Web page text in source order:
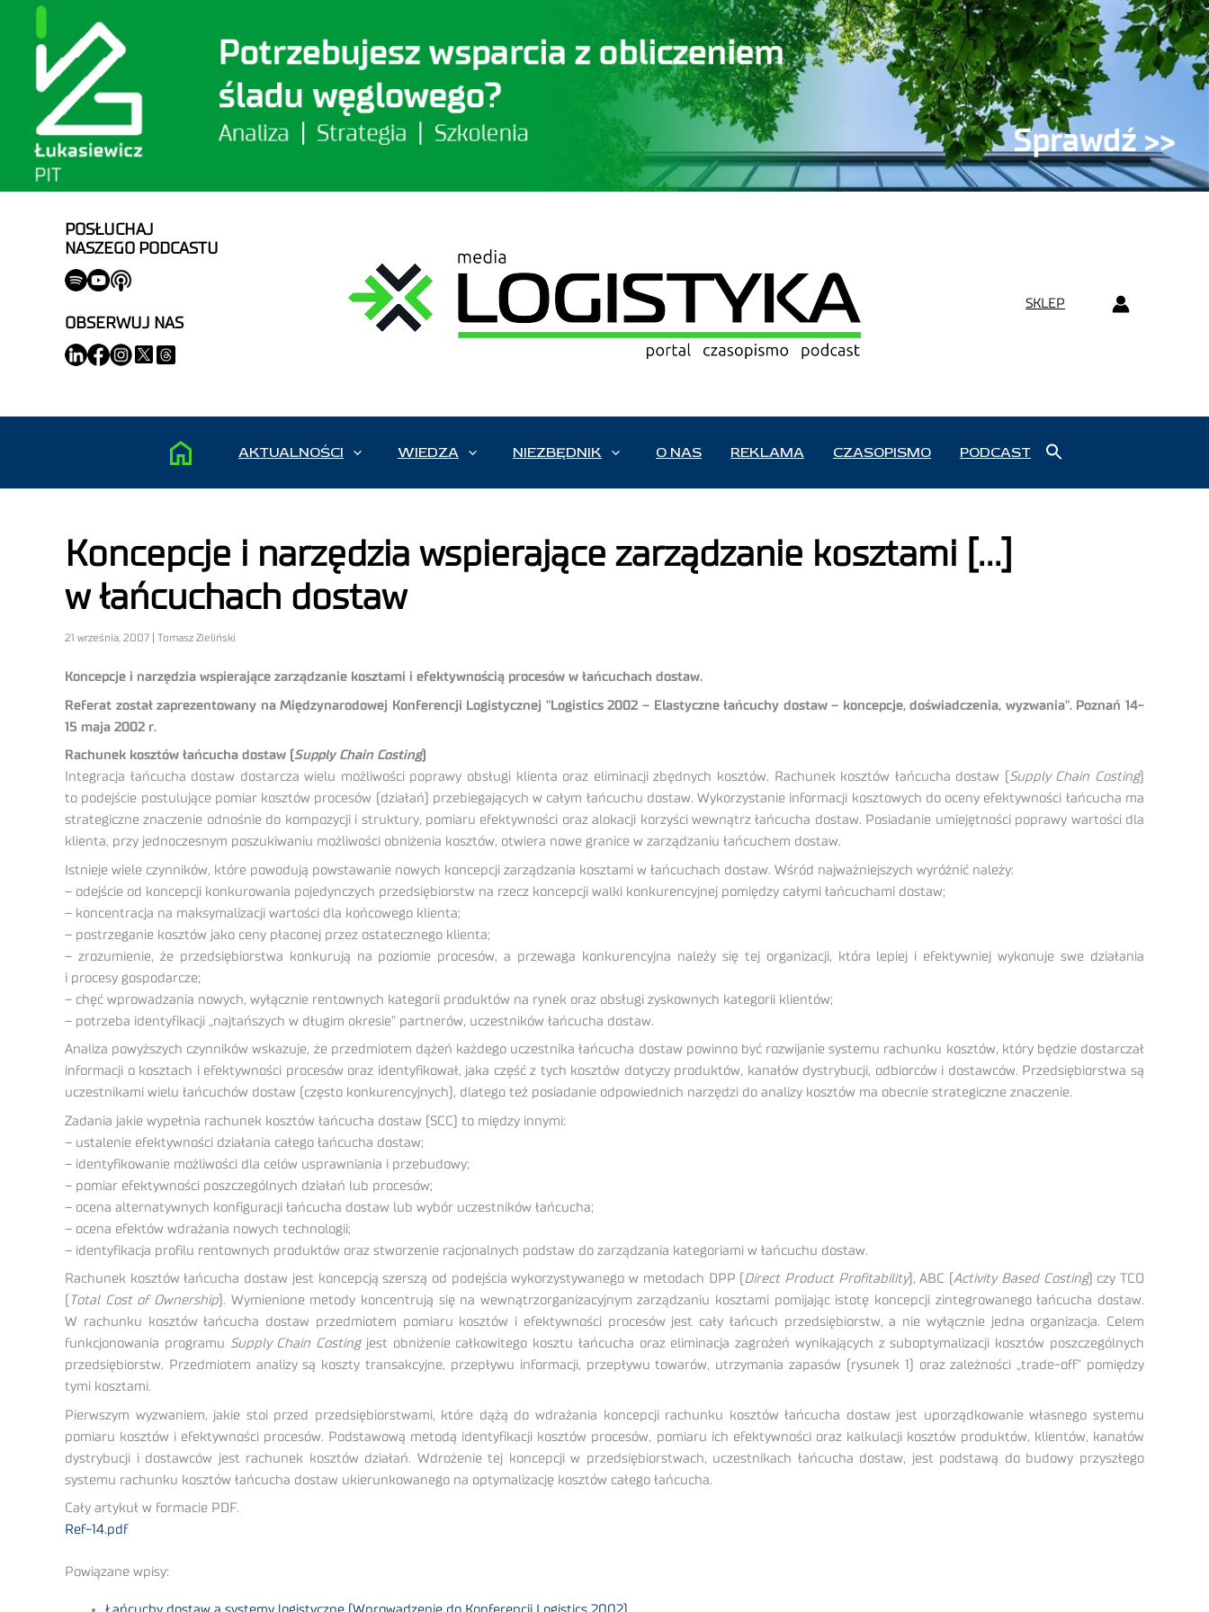
POSŁUCHAJ
NASZEGO PODCASTU
OBSERWUJ NAS
SKLEP
AKTUALNOŚCI WIEDZA NIEZBĘDNIK O NAS REKLAMA CZASOPISMO PODCAST
Koncepcje i narzędzia wspierające zarządzanie kosztami […]
w łańcuchach dostaw
21 września, 2007 | Tomasz Zieliński
Koncepcje i narzędzia wspierające zarządzanie kosztami i efektywnością procesów w łańcuchach dostaw.
Referat został zaprezentowany na Międzynarodowej Konferencji Logistycznej "Logistics 2002 – Elastyczne łańcuchy dostaw – koncepcje, doświadczenia, wyzwania". Poznań 14-
15 maja 2002 r.
Rachunek kosztów łańcucha dostaw (Supply Chain Costing)
Integracja łańcucha dostaw dostarcza wielu możliwości poprawy obsługi klienta oraz eliminacji zbędnych kosztów. Rachunek kosztów łańcucha dostaw ( Supply Chain Costing)
to podejście postulujące pomiar kosztów procesów (działań) przebiegających w całym łańcuchu dostaw. Wykorzystanie informacji kosztowych do oceny efektywności łańcucha ma
strategiczne znaczenie odnośnie do kompozycji i struktury, pomiaru efektywności oraz alokacji korzyści wewnątrz łańcucha dostaw. Posiadanie umiejętności poprawy wartości dla
klienta, przy jednoczesnym poszukiwaniu możliwości obniżenia kosztów, otwiera nowe granice w zarządzaniu łańcuchem dostaw.
Istnieje wiele czynników, które powodują powstawanie nowych koncepcji zarządzania kosztami w łańcuchach dostaw. Wśród najważniejszych wyróżnić należy:
– odejście od koncepcji konkurowania pojedynczych przedsiębiorstw na rzecz koncepcji walki konkurencyjnej pomiędzy całymi łańcuchami dostaw;
– koncentracja na maksymalizacji wartości dla końcowego klienta;
– postrzeganie kosztów jako ceny płaconej przez ostatecznego klienta;
– zrozumienie, że przedsiębiorstwa konkurują na poziomie procesów, a przewaga konkurencyjna należy się tej organizacji, która lepiej i efektywniej wykonuje swe działania
i procesy gospodarcze;
– chęć wprowadzania nowych, wyłącznie rentownych kategorii produktów na rynek oraz obsługi zyskownych kategorii klientów;
– potrzeba identyfikacji „najtańszych w długim okresie” partnerów, uczestników łańcucha dostaw.
Analiza powyższych czynników wskazuje, że przedmiotem dążeń każdego uczestnika łańcucha dostaw powinno być rozwijanie systemu rachunku kosztów, który będzie dostarczał
informacji o kosztach i efektywności procesów oraz identyfikował, jaka część z tych kosztów dotyczy produktów, kanałów dystrybucji, odbiorców i dostawców. Przedsiębiorstwa są
uczestnikami wielu łańcuchów dostaw (często konkurencyjnych), dlatego też posiadanie odpowiednich narzędzi do analizy kosztów ma obecnie strategiczne znaczenie.
Zadania jakie wypełnia rachunek kosztów łańcucha dostaw (SCC) to między innymi:
– ustalenie efektywności działania całego łańcucha dostaw;
– identyfikowanie możliwości dla celów usprawniania i przebudowy;
– pomiar efektywności poszczególnych działań lub procesów;
– ocena alternatywnych konfiguracji łańcucha dostaw lub wybór uczestników łańcucha;
– ocena efektów wdrażania nowych technologii;
– identyfikacja profilu rentownych produktów oraz stworzenie racjonalnych podstaw do zarządzania kategoriami w łańcuchu dostaw.
Rachunek kosztów łańcucha dostaw jest koncepcją szerszą od podejścia wykorzystywanego w metodach DPP ( Direct Product Profitability), ABC (Activity Based Costing) czy TCO
Total Cost of Ownership). Wymienione metody koncentrują się na wewnątrzorganizacyjnym zarządzaniu kosztami pomijając istotę koncepcji zintegrowanego łańcucha dostaw.
W rachunku kosztów łańcucha dostaw przedmiotem pomiaru kosztów i efektywności procesów jest cały łańcuch przedsiębiorstw, a nie wyłącznie jedna organizacja. Celem
funkcjonowania programu Supply Chain Costingjest obniżenie całkowitego kosztu łańcucha oraz eliminacja zagrożeń wynikających z suboptymalizacji kosztów poszczególnych
przedsiębiorstw. Przedmiotem analizy są koszty transakcyjne, przepływu informacji, przepływu towarów, utrzymania zapasów (rysunek 1) oraz zależności „trade-off” pomiędzy
tymi kosztami.
Pierwszym wyzwaniem, jakie stoi przed przedsiębiorstwami, które dążą do wdrażania koncepcji rachunku kosztów łańcucha dostaw jest uporządkowanie własnego systemu
pomiaru kosztów i efektywności procesów. Podstawową metodą identyfikacji kosztów procesów, pomiaru ich efektywności oraz kalkulacji kosztów produktów, klientów, kanałów
dystrybucji i dostawców jest rachunek kosztów działań. Wdrożenie tej koncepcji w przedsiębiorstwach, uczestnikach łańcucha dostaw, jest podstawą do budowy przyszłego
systemu rachunku kosztów łańcucha dostaw ukierunkowanego na optymalizację kosztów całego łańcucha.
Cały artykuł w formacie PDF.
Ref-14.pdf
Powiązane wpisy: